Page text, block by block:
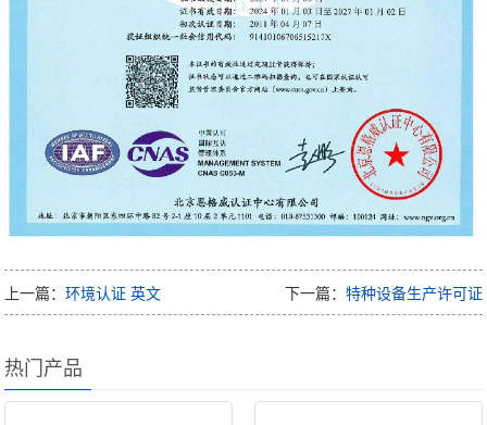
上一篇：环境认证 英文 下一篇： 特种设备生产许可证
热门产品